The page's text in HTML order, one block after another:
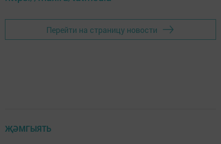
Перейти на страницу новости
ҖӘМГЫЯТЬ